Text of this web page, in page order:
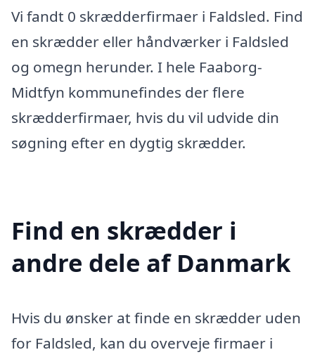
Vi fandt 0 skrædderfirmaer i Faldsled. Find
en skrædder eller håndværker i Faldsled
og omegn herunder. I hele Faaborg-
Midtfyn kommunefindes der flere
skrædderfirmaer, hvis du vil udvide din
søgning efter en dygtig skrædder.
Find en skrædder i
andre dele af Danmark
Hvis du ønsker at finde en skrædder uden
for Faldsled, kan du overveje firmaer i